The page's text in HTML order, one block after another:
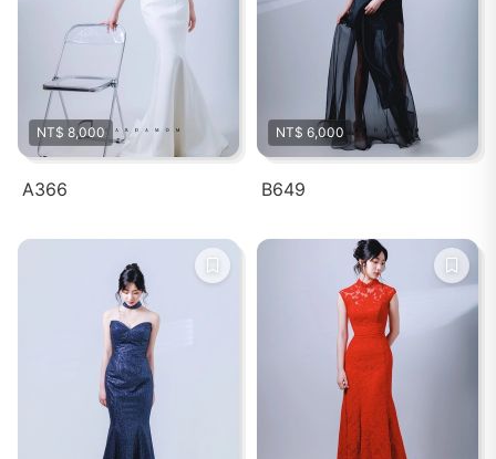
NT$ 8,000
A366
NT$ 6,000
B649